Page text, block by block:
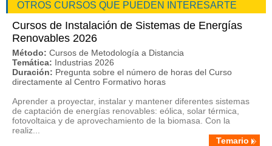
OTROS CURSOS QUE PUEDEN INTERESARTE
Cursos de Instalación de Sistemas de Energías
Renovables 2026
Método: Cursos de Metodología a Distancia
Temática: Industrias 2026
Duración: Pregunta sobre el número de horas del Curso
directamente al Centro Formativo horas
Aprender a proyectar, instalar y mantener diferentes sistemas
de captación de energías renovables: eólica, solar térmica,
fotovoltaica y de aprovechamiento de la biomasa. Con la
realiz...
Temario